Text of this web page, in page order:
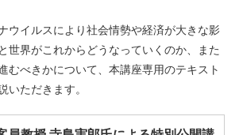
ウイルスにより社会情勢や経済が大きな影
世界がこれからどうなっていくのか、また
むべきかについて、本講座専用のテキスト
いただきます。